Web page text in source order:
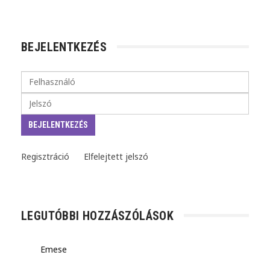
BEJELENTKEZÉS
Regisztráció Elfelejtett jelszó
LEGUTÓBBI HOZZÁSZÓLÁSOK
Emese